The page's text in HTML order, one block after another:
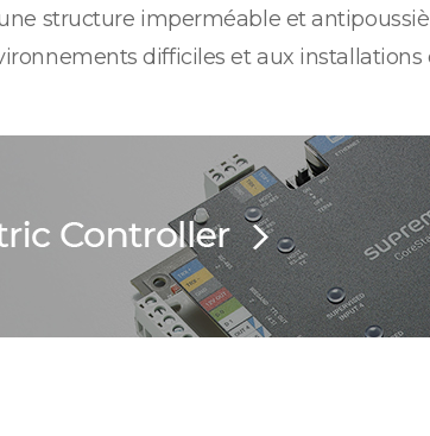
structure imperméable et
difficiles et aux installations